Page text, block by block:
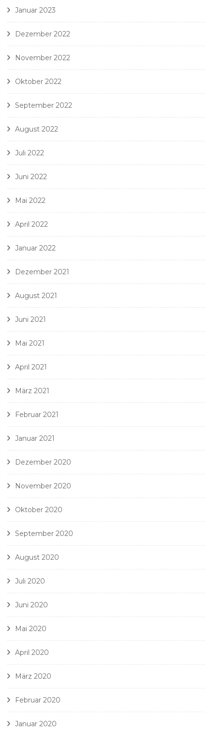
Januar 2023
Dezember 2022
November 2022
Oktober 2022
September 2022
August 2022
Juli 2022
Juni 2022
Mai 2022
April 2022
Januar 2022
Dezember 2021
August 2021
Juni 2021
Mai 2021
April 2021
März 2021
Februar 2021
Januar 2021
Dezember 2020
November 2020
Oktober 2020
September 2020
August 2020
Juli 2020
Juni 2020
Mai 2020
April 2020
März 2020
Februar 2020
Januar 2020